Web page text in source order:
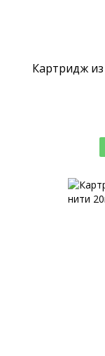
Картридж